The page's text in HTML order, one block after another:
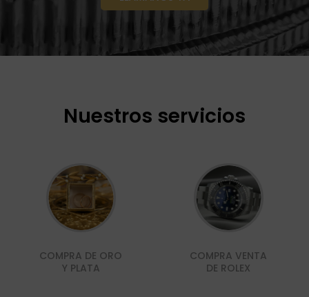
Nuestros servicios
COMPRA DE ORO
Y PLATA
COMPRA VENTA
DE ROLEX